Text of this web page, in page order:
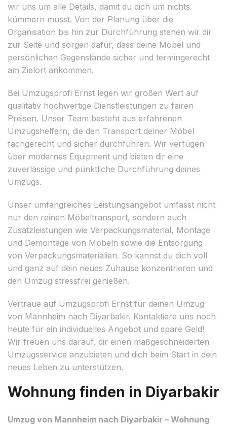
wir uns um alle Details, damit du dich um nichts
kümmern musst. Von der Planung über die
Organisation bis hin zur Durchführung stehen wir dir
zur Seite und sorgen dafür, dass deine Möbel und
persönlichen Gegenstände sicher und termingerecht
am Zielort ankommen.
Bei Umzugsprofi Ernst legen wir großen Wert auf
qualitativ hochwertige Dienstleistungen zu fairen
Preisen. Unser Team besteht aus erfahrenen
Umzugshelfern, die den Transport deiner Möbel
fachgerecht und sicher durchführen. Wir verfügen
über modernes Equipment und bieten dir eine
zuverlässige und pünktliche Durchführung deines
Umzugs.
Unser umfangreiches Leistungsangebot umfasst nicht
nur den reinen Möbeltransport, sondern auch
Zusatzleistungen wie Verpackungsmaterial, Montage
und Demontage von Möbeln sowie die Entsorgung
von Verpackungsmaterialien. So kannst du dich voll
und ganz auf dein neues Zuhause konzentrieren und
den Umzug stressfrei genießen.
Vertraue auf Umzugsprofi Ernst für deinen Umzug
von Mannheim nach Diyarbakir. Kontaktiere uns noch
heute für ein individuelles Angebot und spare Geld!
Wir freuen uns darauf, dir einen maßgeschneiderten
Umzugsservice anzubieten und dich beim Start in dein
neues Leben zu unterstützen.
Wohnung finden in Diyarbakir
Umzug von Mannheim nach Diyarbakir – Wohnung